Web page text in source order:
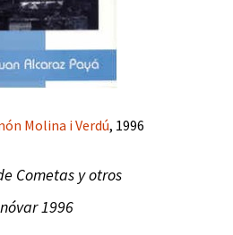
Molina i Verdú, 1996
Cometas y otros
1996